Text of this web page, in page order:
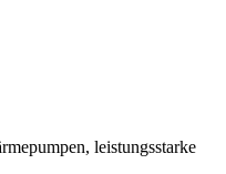
leistungsstarke